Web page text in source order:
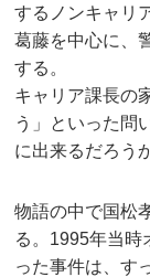
するノンキャリ
葛藤を中心に、
する。
キャリア課長の
う」といった問
に出来るだろう
物語の中で国松
る。1995年当時
った事件は、す